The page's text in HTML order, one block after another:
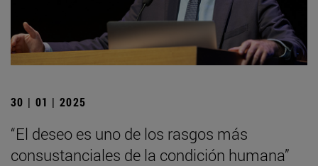
30 | 01 | 2025
“El deseo es uno de los rasgos más
consustanciales de la condición humana”